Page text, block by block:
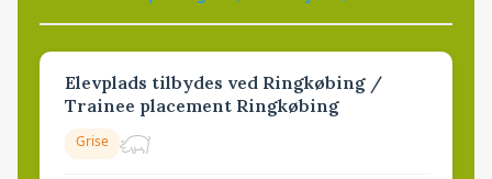
Elevplads tilbydes ved Ringkøbing /
Trainee placement Ringkøbing
Grise